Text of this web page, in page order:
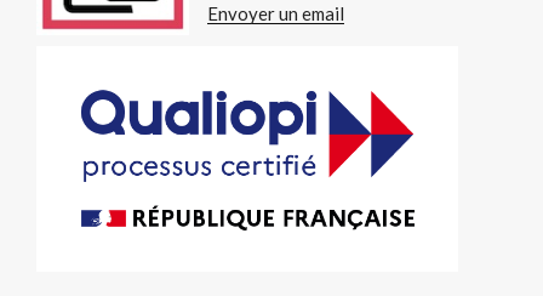
Envoyer un email